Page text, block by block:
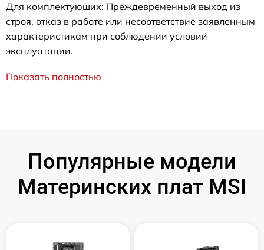
Для комплектующих: Преждевременный выход из
строя, отказ в работе или несоответствие заявленным
характеристикам при соблюдении условий
эксплуатации.
Показать полностью
Популярные модели
Материнских плат MSI